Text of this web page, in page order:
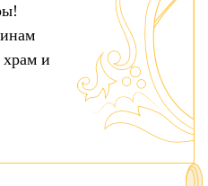
храм и